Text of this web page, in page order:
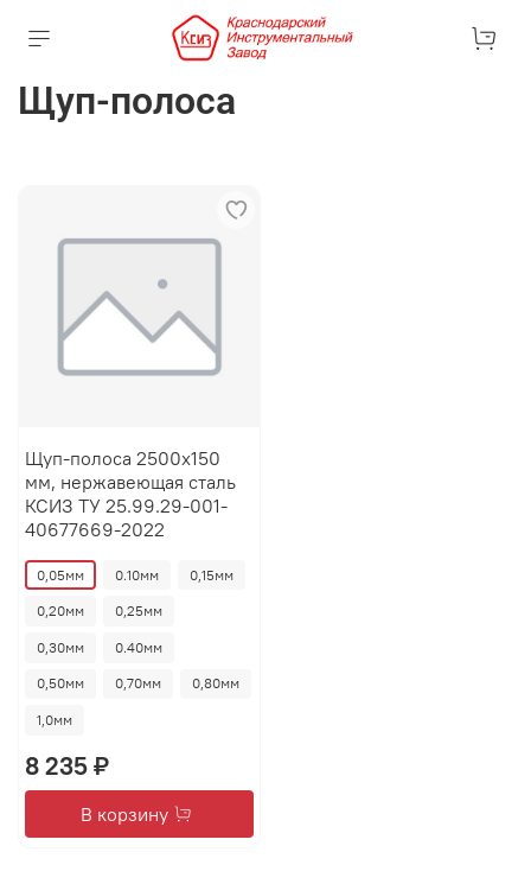
Щуп-полоса
Щуп-полоса 2500х150
мм, нержавеющая сталь
КСИЗ ТУ 25.99.29-001-
40677669-2022
0,05мм 0.10мм 0,15мм
0,20мм 0,25мм
0,30мм 0.40мм
0,50мм 0,70мм 0,80мм
1,0мм
8 235 ₽
В корзину